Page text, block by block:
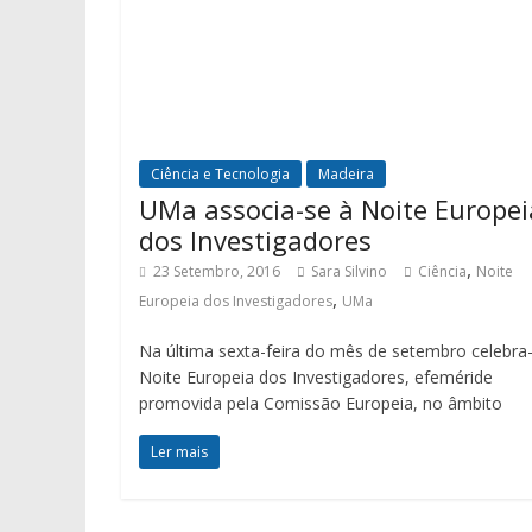
Ciência e Tecnologia Madeira
UMa associa-se à Noite
dos Investigadores
23 Setembro, 2016 Sara Silvino Ciência, Noite
Europeia dos Investigadores, UMa
Na última sexta-feira do mês de setembro
Noite Europeia dos Investigadores, efeméride
promovida pela Comissão Europeia, no âmbito
Ler mais